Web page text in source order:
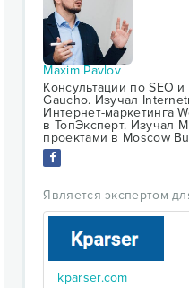
Maxim Pavlov
Консультации по SEO и
Gaucho. Изучал
Интернет-маркетинга
в ТопЭксперт. Изучал
проектами в Moscow
Является экспертом
kparser.com